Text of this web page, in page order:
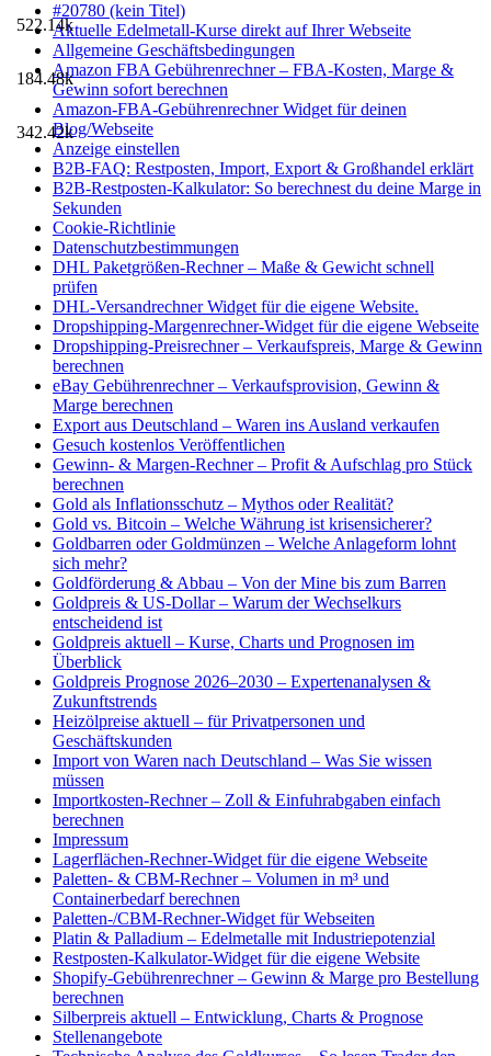
522.14k
184.48k
342.42k
#20780 (kein Titel)
Aktuelle Edelmetall-Kurse direkt auf Ihrer Webseite
Allgemeine Geschäftsbedingungen
Amazon FBA Gebührenrechner – FBA-Kosten, Marge &
Gewinn sofort berechnen
Amazon-FBA-Gebührenrechner Widget für deinen
Blog/Webseite
Anzeige einstellen
B2B-FAQ: Restposten, Import, Export & Großhandel erklärt
B2B-Restposten-Kalkulator: So berechnest du deine Marge in
Sekunden
Cookie-Richtlinie
Datenschutzbestimmungen
DHL Paketgrößen-Rechner – Maße & Gewicht schnell
prüfen
DHL-Versandrechner Widget für die eigene Website.
Dropshipping-Margenrechner-Widget für die eigene Webseite
Dropshipping-Preisrechner – Verkaufspreis, Marge & Gewinn
berechnen
eBay Gebührenrechner – Verkaufsprovision, Gewinn &
Marge berechnen
Export aus Deutschland – Waren ins Ausland verkaufen
Gesuch kostenlos Veröffentlichen
Gewinn- & Margen-Rechner – Profit & Aufschlag pro Stück
berechnen
Gold als Inflationsschutz – Mythos oder Realität?
Gold vs. Bitcoin – Welche Währung ist krisensicherer?
Goldbarren oder Goldmünzen – Welche Anlageform lohnt
sich mehr?
Goldförderung & Abbau – Von der Mine bis zum Barren
Goldpreis & US-Dollar – Warum der Wechselkurs
entscheidend ist
Goldpreis aktuell – Kurse, Charts und Prognosen im
Überblick
Goldpreis Prognose 2026–2030 – Expertenanalysen &
Zukunftstrends
Heizölpreise aktuell – für Privatpersonen und
Geschäftskunden
Import von Waren nach Deutschland – Was Sie wissen
müssen
Importkosten-Rechner – Zoll & Einfuhrabgaben einfach
berechnen
Impressum
Lagerflächen-Rechner-Widget für die eigene Webseite
Paletten- & CBM-Rechner – Volumen in m³ und
Containerbedarf berechnen
Paletten-/CBM-Rechner-Widget für Webseiten
Platin & Palladium – Edelmetalle mit Industriepotenzial
Restposten-Kalkulator-Widget für die eigene Website
Shopify-Gebührenrechner – Gewinn & Marge pro Bestellung
berechnen
Silberpreis aktuell – Entwicklung, Charts & Prognose
Stellenangebote